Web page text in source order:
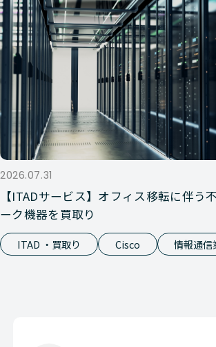
2026.07.31
【ITADサービス】オフィス移転に伴う
ーク機器を買取り
ITAD ・買取り Cisco 情報通信